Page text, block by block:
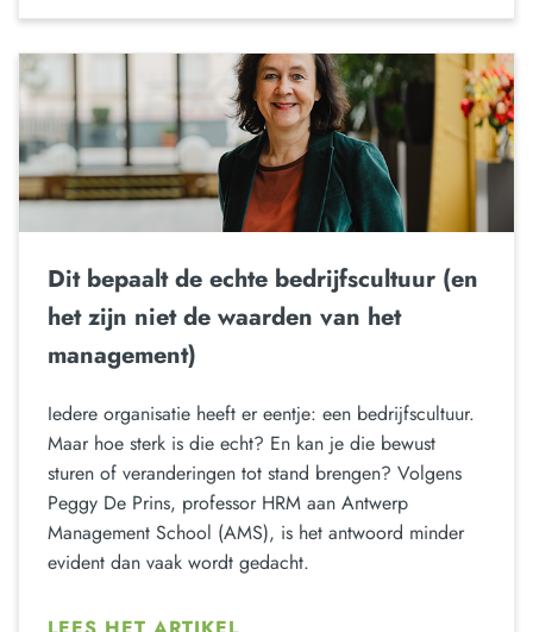
Dit bepaalt de echte bedrijfscultuur (en
het zijn niet de waarden van het
management)
Iedere organisatie heeft er eentje: een bedrijfscultuur.
Maar hoe sterk is die echt? En kan je die bewust
sturen of veranderingen tot stand brengen? Volgens
Peggy De Prins, professor HRM aan Antwerp
Management School (AMS), is het antwoord minder
evident dan vaak wordt gedacht.